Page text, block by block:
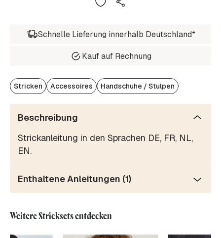
Schnelle Lieferung innerhalb Deutschland*
Kauf auf Rechnung
Stricken Accessoires Handschuhe / Stulpen
Beschreibung
Strickanleitung in den Sprachen DE, FR, NL,
EN.
Enthaltene Anleitungen (1)
Weitere Stricksets entdecken